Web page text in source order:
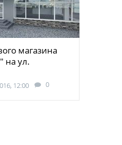
магазина
на ул.
12:00 0